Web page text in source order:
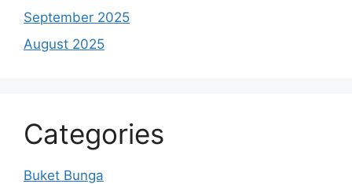
September 2025
August 2025
Categories
Buket Bunga